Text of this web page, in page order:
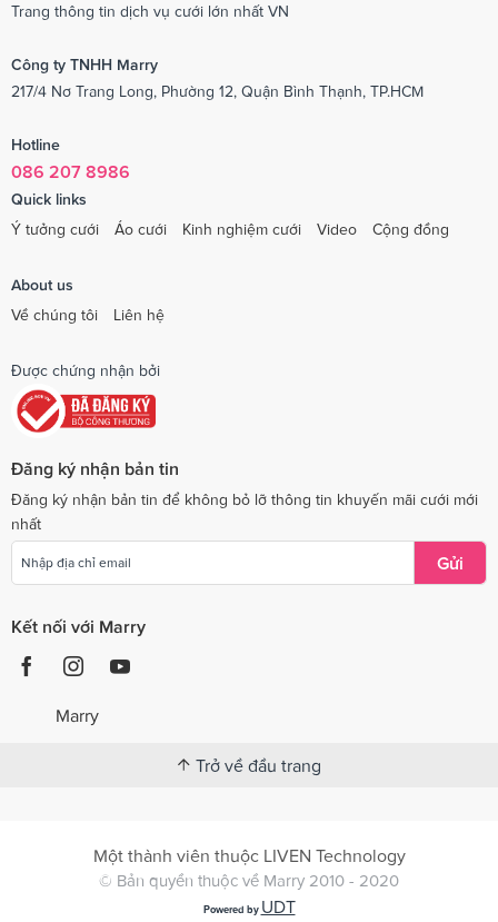
Trang thông tin dịch vụ cưới lớn nhất VN
Công ty TNHH Marry
217/4 Nơ Trang Long, Phường 12, Quận Bình Thạnh, TP.HCM
Hotline
086 207 8986
Quick links
Ý tưởng cưới
Áo cưới Kinh nghiệm cưới Video Cộng đồng
About us
Về chúng tôi
Liên hệ
Được chứng nhận bởi
Đăng ký nhận bản tin
Đăng ký nhận bản tin để không bỏ lỡ thông tin khuyến mãi cưới mới
nhất
Gửi
Kết nối với Marry
Marry
Trở về đầu trang
Một thành viên thuộc LIVEN Technology
© Bản quyền thuộc về Marry 2010 - 2020
Powered by UDT